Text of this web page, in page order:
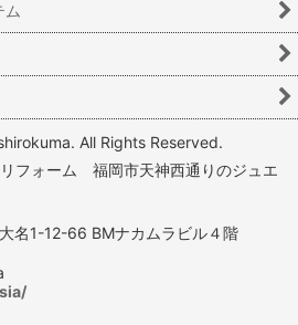
ム
All Rights Reserved.
リフォーム 福岡市天神西通りのジュエ
名1-12-66 BMナカムラビル４階